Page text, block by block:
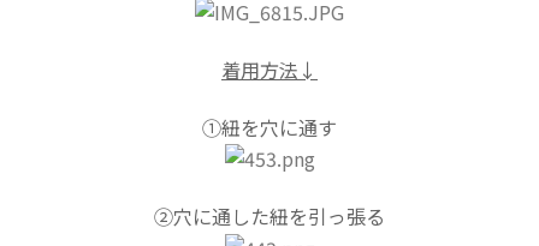
着用方法↓
①紐を穴に通す
②穴に通した紐を引っ張る